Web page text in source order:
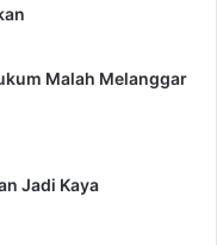
Malah Melanggar
Jadi Kaya